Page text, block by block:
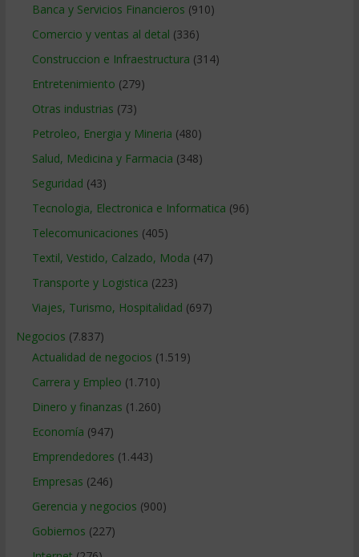
Banca y Servicios Financieros (910)
Comercio y ventas al detal (336)
Construccion e Infraestructura (314)
Entretenimiento (279)
Otras industrias (73)
Petroleo, Energia y Mineria (480)
Salud, Medicina y Farmacia (348)
Seguridad (43)
Tecnologia, Electronica e Informatica (96)
Telecomunicaciones (405)
Textil, Vestido, Calzado, Moda (47)
Transporte y Logistica (223)
Viajes, Turismo, Hospitalidad (697)
Negocios (7.837)
Actualidad de negocios (1.519)
Carrera y Empleo (1.710)
Dinero y finanzas (1.260)
Economía (947)
Emprendedores (1.443)
Empresas (246)
Gerencia y negocios (900)
Gobiernos (227)